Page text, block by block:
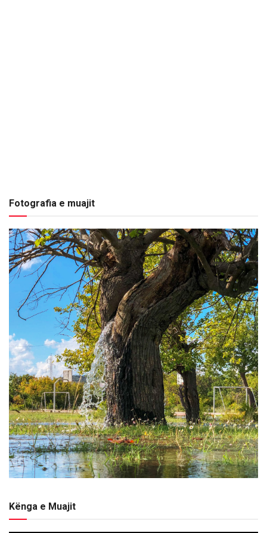
Fotografia e muajit
Kënga e Muajit